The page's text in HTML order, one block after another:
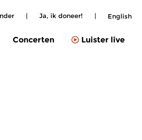
| Ja, ik doneer! | English
Concerten Luister live